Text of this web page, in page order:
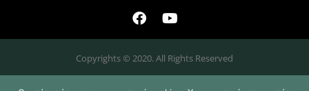
Copyrights © 2020. All Rights Reserved